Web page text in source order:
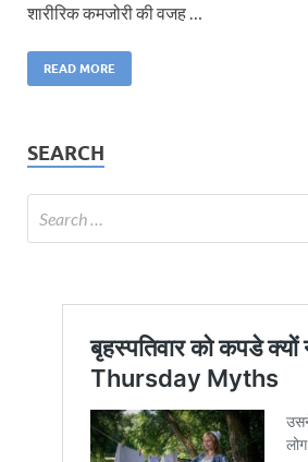
शारीरिक कमजोरी की वजह …
READ MORE
SEARCH